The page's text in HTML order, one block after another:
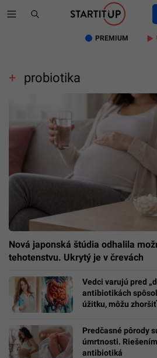
PREMIUM
probiotika
Nová japonská štúdia odhalila
tehotenstvu. Ukrytý je v črevách
Vedci varujú pred
antibiotikách
úžitku, môžu
Predčasné pôrody
úmrtnosti.
antibiotiká